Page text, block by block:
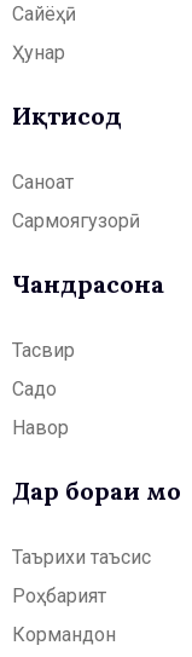
Сайёҳӣ
Ҳунар
Иқтисод
Саноат
Сармоягузорӣ
Чандрасонаӣ
Тасвир
Садо
Навор
Дар бораи мо
Таърихи таъсис
Роҳбарият
Кормандон